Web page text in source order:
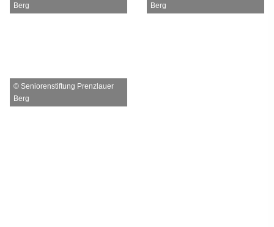
Berg
Berg
© Seniorenstiftung Prenzlauer
Berg